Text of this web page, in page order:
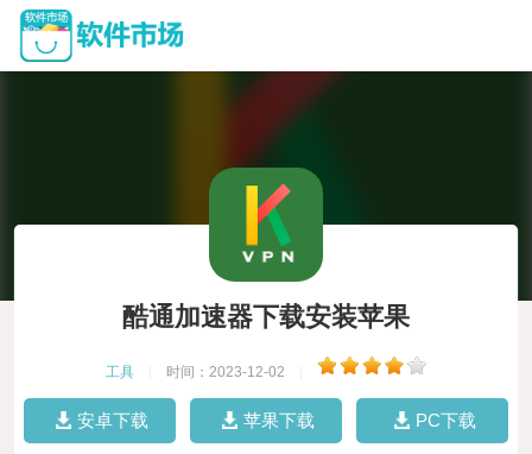
酷通加速器下载安装苹果
工具 时间：2023-12-02
安卓下载 苹果下载 PC下载